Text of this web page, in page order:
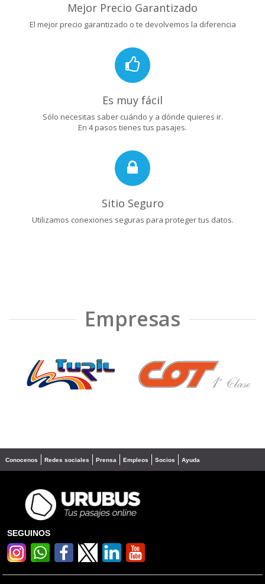
Mejor Precio Garantizado
El mejor precio garantizado o te devolvemos la diferencia
Es muy fácil
Sólo necesitas saber cuándo y a dónde quieres ir.
En 4 pasos tienes tus pasajes.
Sitio Seguro
Utilizamos conexiones seguras para proteger tus datos.
Empresas
❮ ❯
Conocenos Redes sociales Prensa Empleos Socios Ayuda
SEGUINOS